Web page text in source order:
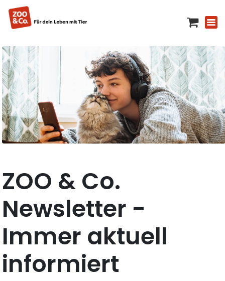
ZOO & Co.
Newsletter -
Immer aktuell
informiert